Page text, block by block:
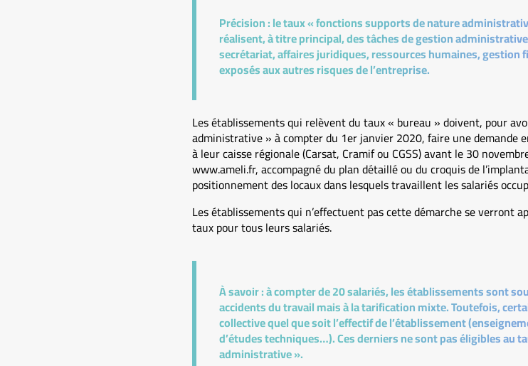
Précision :le taux « fonctions supports de nature
réalisent, à titre principal, des tâches de gestion
secrétariat, affaires juridiques, ressources humaines, gestion
exposés aux autres risques de l’entreprise.
Les établissements qui relèvent du taux « bureau » doivent, pour
administrative » à compter du 1er janvier 2020, faire une demande
à leur caisse régionale (Carsat, Cramif ou CGSS) avant le 30
www.ameli.fr, accompagné du plan détaillé ou du croquis de
positionnement des locaux dans lesquels travaillent les salariés
Les établissements qui n’effectuent pas cette démarche se verront
taux pour tous leurs salariés.
À savoir :à compter de 20 salariés, les établissements sont
accidents du travail mais à la tarification mixte. Toutefois,
collective quel que soit l’effectif de l’établissement
d’études techniques…). Ces derniers ne sont pas éligibles au
administrative ».